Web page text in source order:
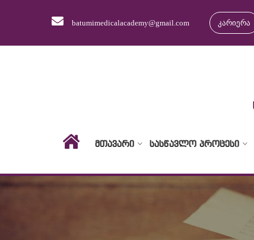
batumimedicalacademy@gmail.com კარიერა
ᲛᲗᲐᲕᲐᲠᲘ ᲡᲐᲡᲬᲐᲕᲚᲝ ᲞᲠᲝᲪᲔᲡᲘ